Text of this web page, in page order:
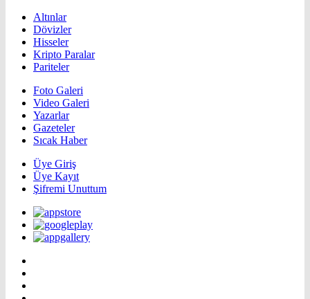
Altınlar
Dövizler
Hisseler
Kripto Paralar
Pariteler
Foto Galeri
Video Galeri
Yazarlar
Gazeteler
Sıcak Haber
Üye Giriş
Üye Kayıt
Şifremi Unuttum